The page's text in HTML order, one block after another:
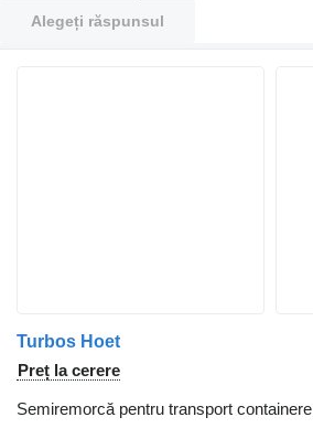
Alegeți răspunsul
Turbos Hoet
Preț la cerere
Semiremorcă pentru transport containere